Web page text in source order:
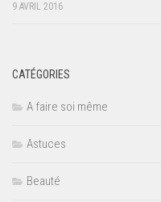
9 AVRIL 2016
CATÉGORIES
A faire soi même
Astuces
Beauté